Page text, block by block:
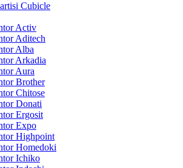
Cubicle
Activ
Aditech
Alba
Arkadia
Aura
Brother
Chitose
Donati
Ergosit
Expo
Highpoint
Homedoki
Ichiko